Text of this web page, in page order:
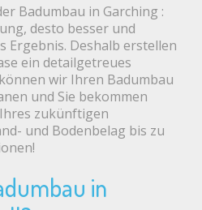
Badumbau in Garching :
desto besser und
Ergebnis. Deshalb erstellen
ein detailgetreues
wir Ihren Badumbau
und Sie bekommen
zukünftigen
und Bodenbelag bis zu
in